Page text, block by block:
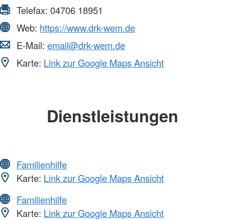
Telefax: 04706 18951
Web: https://www.drk-wem.de
E-Mail: email@drk-wem.de
Karte: Link zur Google Maps Ansicht
Dienstleistungen
Familienhilfe
Karte: Link zur Google Maps Ansicht
Familienhilfe
Karte: Link zur Google Maps Ansicht